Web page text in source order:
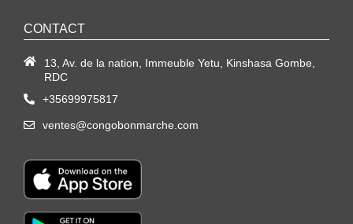
CONTACT
13, Av. de la nation, Immeuble Yetu, Kinshasa Gombe,
RDC
+35699975817
ventes@congobonmarche.com